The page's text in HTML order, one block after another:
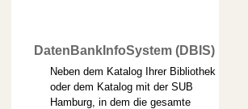
DatenBankInfoSystem (DBIS)
Neben dem Katalog Ihrer Bibliothek
oder dem Katalog mit der SUB
Hamburg, in dem die gesamte